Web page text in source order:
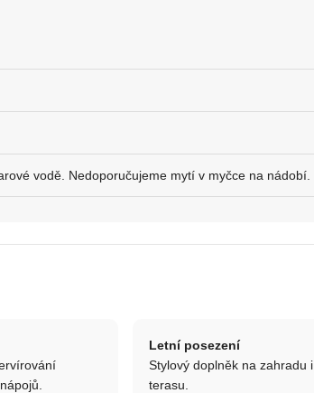
vodě. Nedoporučujeme mytí v myčce na nádobí.
Letní posezení
Stylový doplněk na zahradu i
terasu.